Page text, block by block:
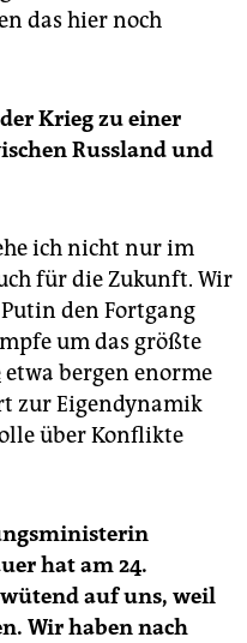
das hier noch
Krieg zu einer
Russland und
ich nicht nur im
für die Zukunft. Wir
den Fortgang
um das größte
etwa bergen enorme
zur Eigendynamik
über Konflikte
hat am 24.
auf uns, weil
Wir haben nach